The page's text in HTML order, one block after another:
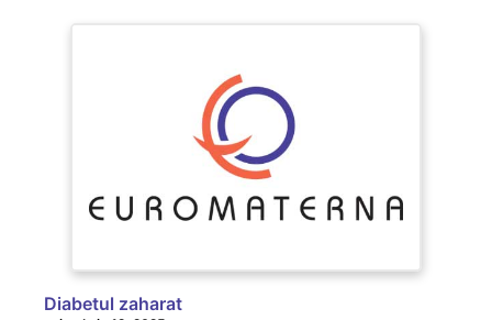
Diabetul zaharat